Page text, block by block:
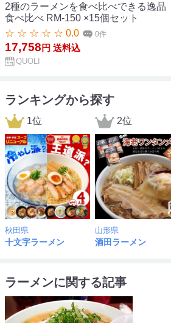
2種のラーメンを食べ比べできる逸
食べ比べ RM-150 ×15個セット
☆ ☆ ☆ ☆ ☆ 0.0
0件
17,758 円 送料込
QUOLI
ランキングから探す
1位
秋田県
十文字ラーメン
2位
山形県
酒田ラーメン
ラーメンに関する記事